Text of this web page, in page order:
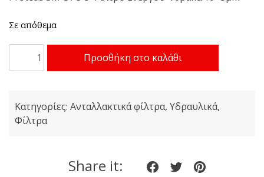
Σε απόθεμα
Φίλτρο
Ενεργού
Προσθήκη στο καλάθι
Κατηγορίες: Ανταλλακτικά φίλτρα, Υδραυλικά,
Φίλτρα
Share it:
ShareShare